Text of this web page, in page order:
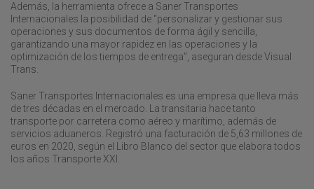
Además, la herramienta ofrece a Saner Transportes
Internacionales la posibilidad de “personalizar y gestionar sus
operaciones y sus documentos de forma ágil y sencilla,
garantizando una mayor rapidez en las operaciones y la
optimización de los tiempos de entrega”, aseguran desde Visual
Trans.
Saner Transportes Internacionales es una empresa que lleva más
de tres décadas en el mercado. La transitaria hace tanto
transporte por carretera como aéreo y marítimo, además de
servicios aduaneros. Registró una facturación de 5,63 millones de
euros en 2020, según el Libro Blanco del sector que elabora todos
los años Transporte XXI.